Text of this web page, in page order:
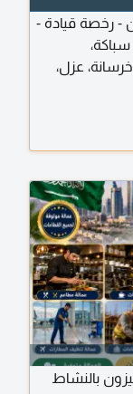
- رخصة قيادة -
عزل،
بالنشاط